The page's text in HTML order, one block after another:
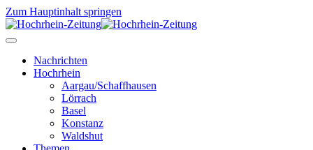
Zum Hauptinhalt springen
Nachrichten
Hochrhein
Aargau/Schaffhausen
Lörrach
Basel
Konstanz
Waldshut